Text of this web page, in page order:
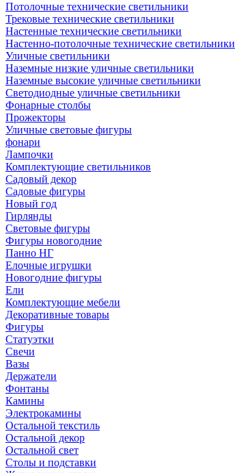
Потолочные технические светильники
Трековые технические светильники
Настенные технические светильники
Настенно-потолочные технические светильники
Уличные светильники
Наземные низкие уличные светильники
Наземные высокие уличные светильники
Светодиодные уличные светильники
Фонарные столбы
Прожекторы
Уличные световые фигуры
фонари
Лампочки
Комплектующие светильников
Садовый декор
Садовые фигуры
Новый год
Гирлянды
Световые фигуры
Фигуры новогодние
Панно НГ
Елочные игрушки
Новогодние фигуры
Ели
Комплектующие мебели
Декоративные товары
Фигуры
Статуэтки
Свечи
Вазы
Держатели
Фонтаны
Камины
Электрокамины
Остальной текстиль
Остальной декор
Остальной свет
Столы и подставки